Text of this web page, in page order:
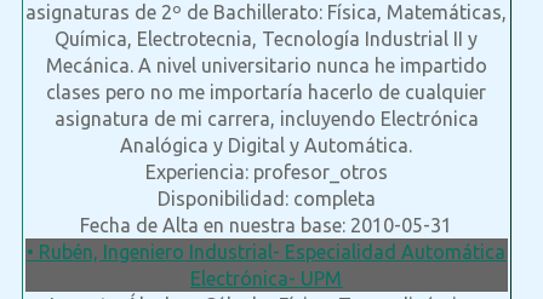
asignaturas de 2º de Bachillerato: Física, Matemáticas,
Química, Electrotecnia, Tecnología Industrial II y
Mecánica. A nivel universitario nunca he impartido
clases pero no me importaría hacerlo de cualquier
asignatura de mi carrera, incluyendo Electrónica
Analógica y Digital y Automática.
Experiencia: profesor_otros
Disponibilidad: completa
Fecha de Alta en nuestra base: 2010-05-31
• Rubén, Ingeniero Industrial- Especialidad Automática
Electrónica- UPM